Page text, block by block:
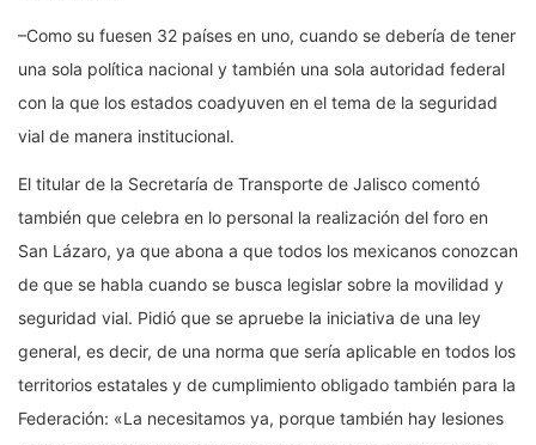
–Como su fuesen 32 países en uno, cuando se debería de tener
una sola política nacional y también una sola autoridad federal
con la que los estados coadyuven en el tema de la seguridad
vial de manera institucional.
El titular de la Secretaría de Transporte de Jalisco comentó
también que celebra en lo personal la realización del foro en
San Lázaro, ya que abona a que todos los mexicanos conozcan
de que se habla cuando se busca legislar sobre la movilidad y
seguridad vial. Pidió que se apruebe la iniciativa de una ley
general, es decir, de una norma que sería aplicable en todos los
territorios estatales y de cumplimiento obligado también para la
Federación: «La necesitamos ya, porque también hay lesiones